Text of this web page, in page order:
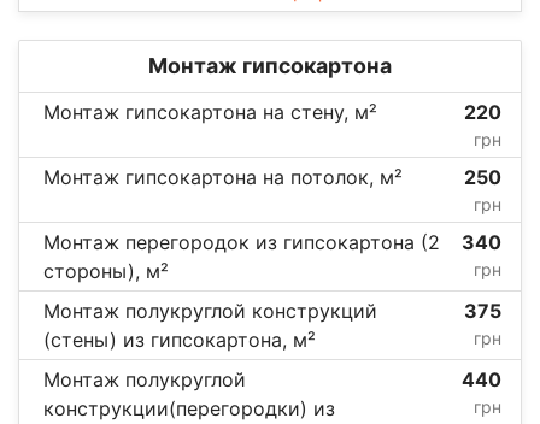
Монтаж гипсокартона
Монтаж гипсокартона на стену, м² 220
грн
Монтаж гипсокартона на потолок, м² 250
грн
Монтаж перегородок из гипсокартона (2
стороны), м²
340
грн
Монтаж полукруглой конструкций
(стены) из гипсокартона, м²
375
грн
Монтаж полукруглой
конструкции(перегородки) из
440
грн